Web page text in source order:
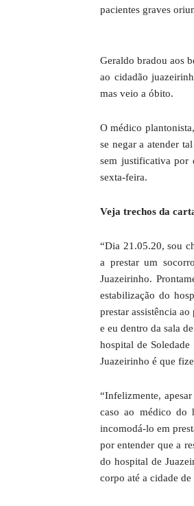
pacientes graves
Geraldo bradou aos
ao cidadão
mas veio a óbito.
O médico
se negar a atender
sem justificativa por
sexta-feira.
Veja trechos da
“Dia 21.05.20, sou
a prestar um
Juazeirinho.
estabilização do
prestar assistência
e eu dentro da sala
hospital de
Juazeirinho é que
“Infelizmente,
caso ao médico do
incomodá-lo em
por entender que a
do hospital de
corpo até a cidade